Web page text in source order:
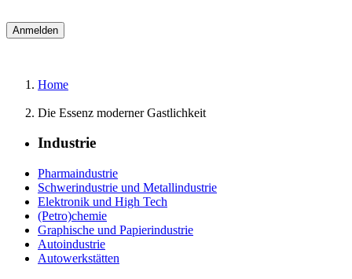
Home
Die Essenz moderner Gastlichkeit
Industrie
Pharmaindustrie
Schwerindustrie und Metallindustrie
Elektronik und High Tech
(Petro)chemie
Graphische und Papierindustrie
Autoindustrie
Autowerkstätten